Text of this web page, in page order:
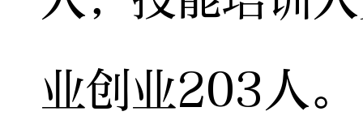
业创业203人。